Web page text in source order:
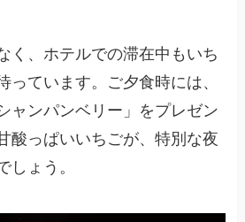
く、ホテルでの滞在中もいち
っています。ご夕食時には、
ャンパンベリー」をプレゼン
酸っぱいいちごが、特別な夜
しょう。